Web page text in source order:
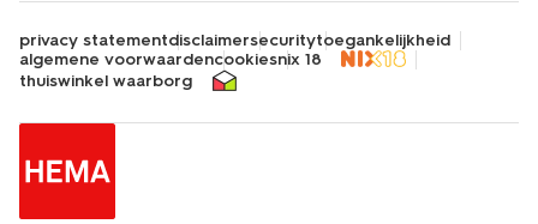
privacy statementdisclaimersecuritytoegankelijkheid
algemene voorwaardencookiesnix 18
thuiswinkel waarborg